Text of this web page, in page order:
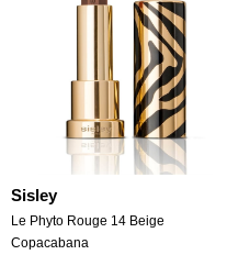
Sisley
Le Phyto Rouge 14 Beige
Copacabana